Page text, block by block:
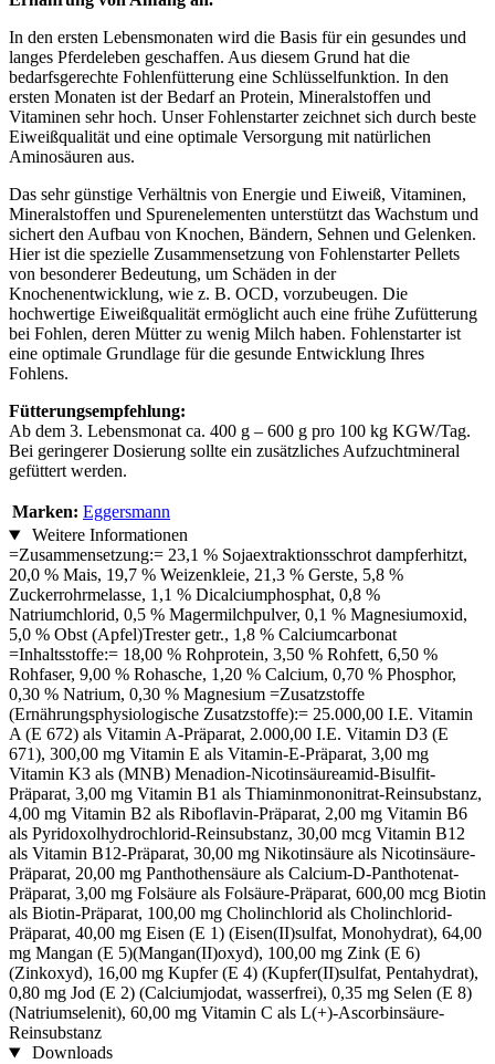
In den ersten Lebensmonaten wird die Basis für ein gesundes und
langes Pferdeleben geschaffen. Aus diesem Grund hat die
bedarfsgerechte Fohlenfütterung eine Schlüsselfunktion. In den
ersten Monaten ist der Bedarf an Protein, Mineralstoffen und
Vitaminen sehr hoch. Unser Fohlenstarter zeichnet sich durch beste
Eiweißqualität und eine optimale Versorgung mit natürlichen
Aminosäuren aus.
Das sehr günstige Verhältnis von Energie und Eiweiß, Vitaminen,
Mineralstoffen und Spurenelementen unterstützt das Wachstum und
sichert den Aufbau von Knochen, Bändern, Sehnen und Gelenken.
Hier ist die spezielle Zusammensetzung von Fohlenstarter Pellets
von besonderer Bedeutung, um Schäden in der
Knochenentwicklung, wie z. B. OCD, vorzubeugen. Die
hochwertige Eiweißqualität ermöglicht auch eine frühe Zufütterung
bei Fohlen, deren Mütter zu wenig Milch haben. Fohlenstarter ist
eine optimale Grundlage für die gesunde Entwicklung Ihres
Fohlens.
Fütterungsempfehlung:
Ab dem 3. Lebensmonat ca. 400 g – 600 g pro 100 kg KGW/Tag.
Bei geringerer Dosierung sollte ein zusätzliches Aufzuchtmineral
gefüttert werden.
Marken: Eggersmann
Weitere Informationen
=Zusammensetzung:= 23,1 % Sojaextraktionsschrot dampferhitzt,
20,0 % Mais, 19,7 % Weizenkleie, 21,3 % Gerste, 5,8 %
Zuckerrohrmelasse, 1,1 % Dicalciumphosphat, 0,8 %
Natriumchlorid, 0,5 % Magermilchpulver, 0,1 % Magnesiumoxid,
5,0 % Obst (Apfel)Trester getr., 1,8 % Calciumcarbonat
=Inhaltsstoffe:= 18,00 % Rohprotein, 3,50 % Rohfett, 6,50 %
Rohfaser, 9,00 % Rohasche, 1,20 % Calcium, 0,70 % Phosphor,
0,30 % Natrium, 0,30 % Magnesium =Zusatzstoffe
(Ernährungsphysiologische Zusatzstoffe):= 25.000,00 I.E. Vitamin
A (E 672) als Vitamin A-Präparat, 2.000,00 I.E. Vitamin D3 (E
671), 300,00 mg Vitamin E als Vitamin-E-Präparat, 3,00 mg
Vitamin K3 als (MNB) Menadion-Nicotinsäureamid-Bisulfit-
Präparat, 3,00 mg Vitamin B1 als Thiaminmononitrat-Reinsubstanz,
4,00 mg Vitamin B2 als Riboflavin-Präparat, 2,00 mg Vitamin B6
als Pyridoxolhydrochlorid-Reinsubstanz, 30,00 mcg Vitamin B12
als Vitamin B12-Präparat, 30,00 mg Nikotinsäure als Nicotinsäure-
Präparat, 20,00 mg Panthothensäure als Calcium-D-Panthotenat-
Präparat, 3,00 mg Folsäure als Folsäure-Präparat, 600,00 mcg Biotin
als Biotin-Präparat, 100,00 mg Cholinchlorid als Cholinchlorid-
Präparat, 40,00 mg Eisen (E 1) (Eisen(II)sulfat, Monohydrat), 64,00
mg Mangan (E 5)(Mangan(II)oxyd), 100,00 mg Zink (E 6)
(Zinkoxyd), 16,00 mg Kupfer (E 4) (Kupfer(II)sulfat, Pentahydrat),
0,80 mg Jod (E 2) (Calciumjodat, wasserfrei), 0,35 mg Selen (E 8)
(Natriumselenit), 60,00 mg Vitamin C als L(+)-Ascorbinsäure-
Reinsubstanz
Downloads